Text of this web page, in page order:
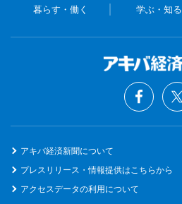
暮らす・働く 学ぶ・知る
アキバ経済新聞について
プレスリリース・情報提供はこちらから
アクセスデータの利用について